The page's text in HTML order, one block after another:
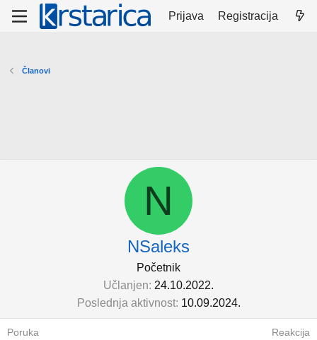
Prijava Registracija
Članovi
N
NSaleks
Početnik
Učlanjen 24.10.2022.
Poslednja aktivnost 10.09.2024.
Poruka Reakcija